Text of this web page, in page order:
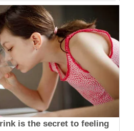
is the secret to feeling